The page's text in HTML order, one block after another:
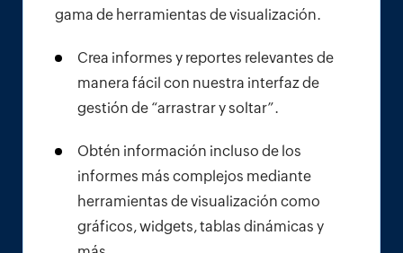
gama de herramientas de visualización.
Crea informes y reportes relevantes de
manera fácil con nuestra interfaz de
gestión de “arrastrar y soltar”.
Obtén información incluso de los
informes más complejos mediante
herramientas de visualización como
gráficos, widgets, tablas dinámicas y